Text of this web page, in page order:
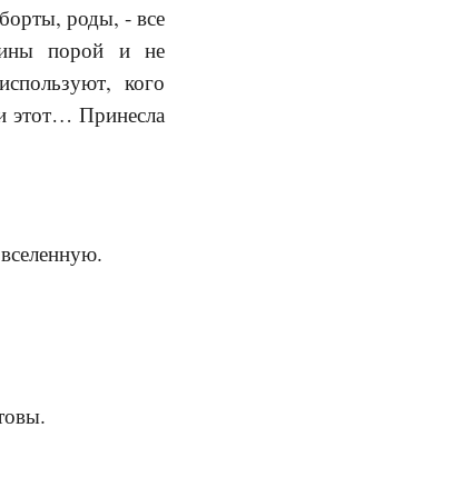
роды, - все
порой и не
кого
этот… Принесла